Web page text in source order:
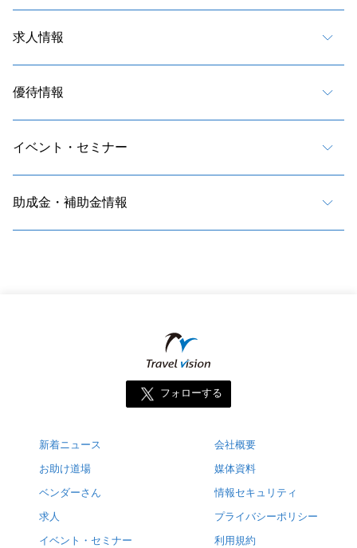
求人情報
優待情報
イベント・セミナー
助成金・補助金情報
フォローする
新着ニュース
お助け道場
ベンダーさん
求人
イベント・セミナー
会社概要
媒体資料
情報セキュリティ
プライバシーポリシー
利用規約